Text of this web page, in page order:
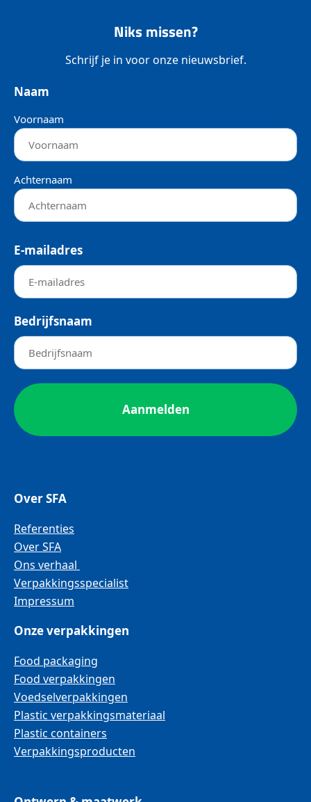
Niks missen?
Schrijf je in voor onze nieuwsbrief.
Naam
Voornaam
Achternaam
E-mailadres
Bedrijfsnaam
Over SFA
Referenties
Over SFA
Ons verhaal
Verpakkingsspecialist
Impressum
Onze verpakkingen
Food packaging
Food verpakkingen
Voedselverpakkingen
Plastic verpakkingsmateriaal
Plastic containers
Verpakkingsproducten